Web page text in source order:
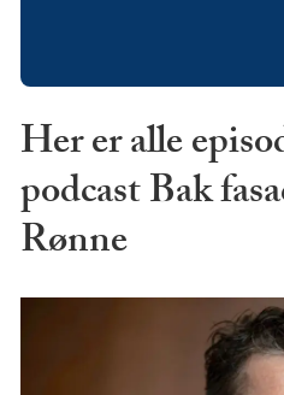
Her er alle
podcast Bak
Rønne